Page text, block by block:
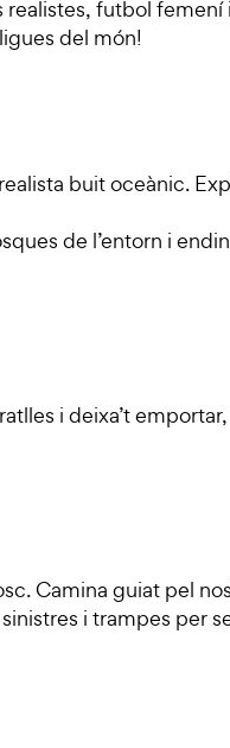
futbol femení
del món!
buit oceànic.
de l’entorn i
i deixa’t
Camina guiat pel
i trampes per